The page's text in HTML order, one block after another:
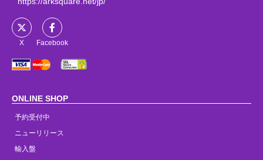
X Facebook
ONLINE SHOP
予約受付中
ニューリリース
輸入盤